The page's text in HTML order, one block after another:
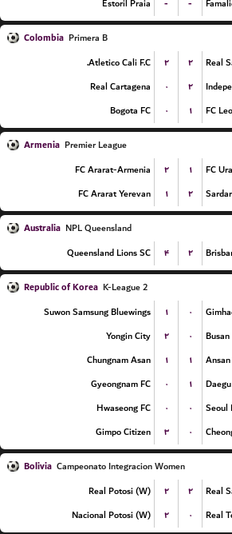
Estoril Praia
- -
Colombia Primera B
Atletico Cali F.C.
۲ ۲
Real
Real Cartagena
۰ ۲
Bogota FC
۰ ۱ FC
Armenia Premier League
FC Ararat-Armenia
۲ ۱
FC
FC Ararat Yerevan
۱ ۲
Australia NPL Queensland
Queensland Lions SC
۴ ۲
Republic of Korea K-League 2
Suwon Samsung Bluewings
۱ ۰
Yongin City
۲ ۰
Chungnam Asan
۱ ۱
Gyeongnam FC
۰ ۱
Hwaseong FC
۰ ۰
Seoul
Gimpo Citizen
۳ ۰
Bolivia Campeonato Integracion Women
Real Potosi (W)
۲ ۲
Real
Nacional Potosi (W)
۲ ۰ Real